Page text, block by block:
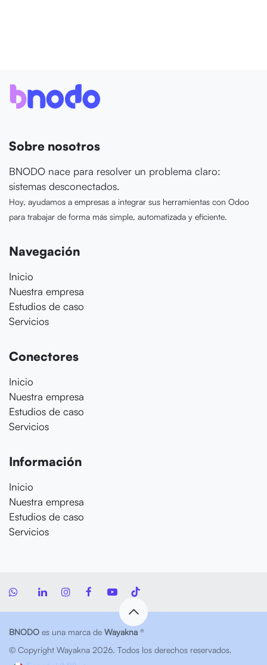
Sobre nosotros
BNODO nace para resolver un problema claro:
sistemas desconectados.
Hoy, ayudamos a empresas a integrar sus herramientas con Odoo
para trabajar de forma más simple, automatizada y eficiente.
Navegación
Inicio
Nuestra empresa
Estudios de caso
Servicios
Conectores
Inicio
Nuestra empresa
Estudios de caso
Servicios
Información
Inicio
Nuestra empresa
Estudios de caso
Servicios
BNODO es una marca de Wayakna ®
© Copyright Wayakna 2026. Todos los derechos reservados.